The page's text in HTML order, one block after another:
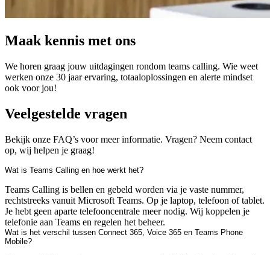
Maak kennis met ons
We horen graag jouw uitdagingen rondom teams calling. Wie weet
werken onze 30 jaar ervaring, totaaloplossingen en alerte mindset
ook voor jou!
Veelgestelde vragen
Bekijk onze FAQ’s voor meer informatie. Vragen? Neem contact
op, wij helpen je graag!
Wat is Teams Calling en hoe werkt het?
Teams Calling is bellen en gebeld worden via je vaste nummer,
rechtstreeks vanuit Microsoft Teams. Op je laptop, telefoon of tablet.
Je hebt geen aparte telefooncentrale meer nodig. Wij koppelen je
telefonie aan Teams en regelen het beheer.
Wat is het verschil tussen Connect 365, Voice 365 en Teams Phone
Mobile?